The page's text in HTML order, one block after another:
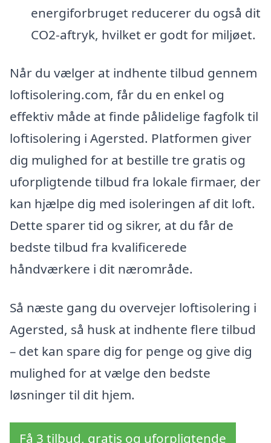
energiforbruget reducerer du også dit
CO2-aftryk, hvilket er godt for miljøet.
Når du vælger at indhente tilbud gennem
loftisolering.com, får du en enkel og
effektiv måde at finde pålidelige fagfolk til
loftisolering i Agersted. Platformen giver
dig mulighed for at bestille tre gratis og
uforpligtende tilbud fra lokale firmaer, der
kan hjælpe dig med isoleringen af dit loft.
Dette sparer tid og sikrer, at du får de
bedste tilbud fra kvalificerede
håndværkere i dit nærområde.
Så næste gang du overvejer loftisolering i
Agersted, så husk at indhente flere tilbud
– det kan spare dig for penge og give dig
mulighed for at vælge den bedste
løsninger til dit hjem.
Få 3 tilbud, gratis og uforpligtende